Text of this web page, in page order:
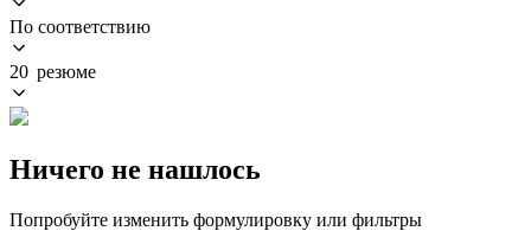
По соответствию
20 резюме
Ничего не нашлось
Попробуйте изменить формулировку или фильтры